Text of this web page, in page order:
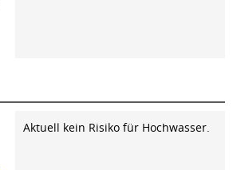
Aktuell kein Risiko für Hochwasser.